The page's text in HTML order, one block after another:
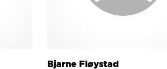
Bjarne Fløystad